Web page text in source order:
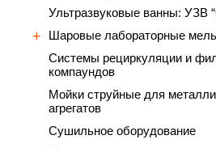
Ультразвуковые ванны: УЗВ
Шаровые лабораторные
Cистемы рециркуляции и
компаундов
Мойки струйные для
агрегатов
Сушильное оборудование